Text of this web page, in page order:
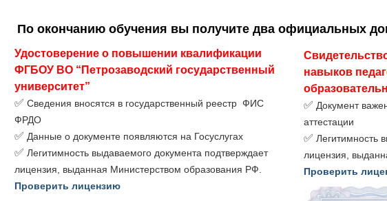
По окончанию обучения вы получите два официальных
Удостоверение о повышении квалификации
ФГБОУ ВО “Петрозаводский государственный
университет”
✅ Сведения вносятся в государственный реестр ФИС
ФРДО
✅ Данные о документе появляются на Госуслугах
✅ Легитимность выдаваемого документа подтверждает
лицензия, выданная Министерством образования РФ.
Проверить лицензию
навыков
✅ Документ
аттестации
✅ Легитимность
лицензия,
Проверить